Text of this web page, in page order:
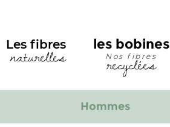
Les fibres
naturelles les bobines
Nos fibres
recyclées
Hommes